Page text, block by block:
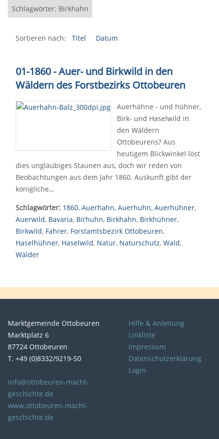
Schlagwörter: Birkhahn
Sortieren nach: Titel Datum
01-1860 - Auer- und Birkwild in den
Wäldern des Forstbezirks Ottobeuren
Auerhähne - und hühner,
Birk- und Haselwild in
den Wäldern
Ottobeurens? Aus
heutigem Blickwinkel löst
dies ungläubiges Staunen aus, doch wir reden von
Beobachtungen aus dem Jahr 1860. Auskunft gibt der
königliche…
Schlagwörter: 1860, Auerhahn, Auerhuhn, Auerhühner,
Auerwild, Bavaria, Birhuhn, Birkhahn, Birkhühner,
Birkwild, Fahrer, Forstamtsbezirk Ottobeuren,
Haselhühner, Haselwild, Natur, Naturschutz, Wald,
Wälder
Marktgemeinde Ottobeuren
Marktplatz 6
87724 Ottobeuren
T. +49 (0)8332/9219-50
info@ottobeuren-macht-
geschichte.de
www.ottobeuren-macht-
geschichte.de
Hilfe & Anleitung
Linkliste
Impressum
Datenschutzerklärung
Login